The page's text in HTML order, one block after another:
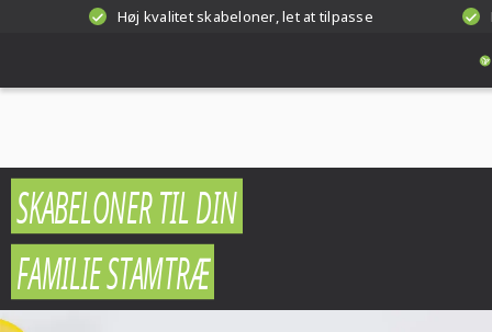
Høj kvalitet skabeloner, let at tilpasse
SKABELONER TIL DIN
FAMILIE STAMTRÆ